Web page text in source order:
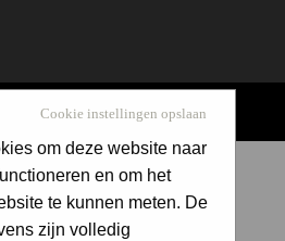
Cookie instellingen opslaan
om deze website naar
en om het
te kunnen meten. De
zijn volledig
INDEX
20:44